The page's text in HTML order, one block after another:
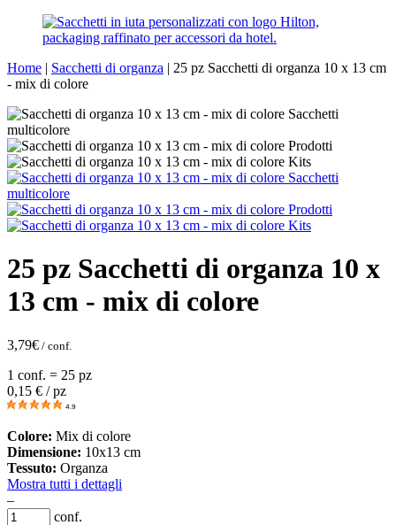
Home | Sacchetti di organza | 25 pz Sacchetti di organza 10 x 13 cm
- mix di colore
25 pz Sacchetti di organza 10 x
13 cm - mix di colore
3,79€ / conf.
1 conf. = 25 pz
0,15 € / pz
4.9
Colore: Mix di colore
Dimensione: 10x13 cm
Tessuto: Organza
Mostra tutti i dettagli
–
conf.